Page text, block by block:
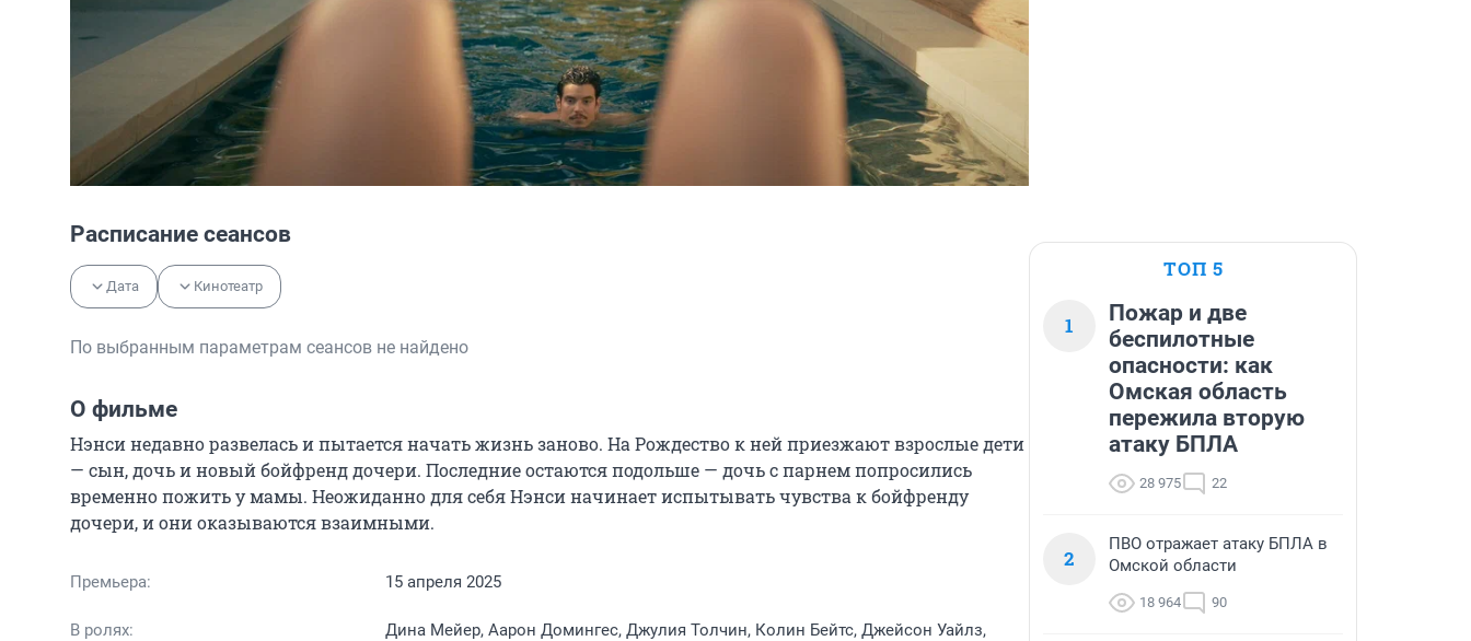
Расписание сеансов
Дата Кинотеатр
По выбранным параметрам сеансов не найдено
О фильме
Нэнси недавно развелась и пытается начать жизнь заново. На Рождество к ней приезжают взрослые дети
— сын, дочь и новый бойфренд дочери. Последние остаются подольше — дочь с парнем попросились
временно пожить у мамы. Неожиданно для себя Нэнси начинает испытывать чувства к бойфренду
дочери, и они оказываются взаимными.
Премьера: 15 апреля 2025
В ролях:
Дина Мейер, Аарон Домингес, Джулия Толчин, Колин Бейтс, Джейсон Уайлз,
ТОП 5
1
Пожар и две
беспилотные
опасности: как
Омская область
пережила вторую
атаку БПЛА
28 975 22
2
ПВО отражает атаку БПЛА в
Омской области
18 964 90